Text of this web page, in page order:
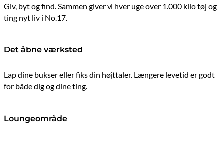
Giv, byt og find. Sammen giver vi hver uge over 1.000 kilo tøj og
ting nyt liv i No.17.
Det åbne værksted
Lap dine bukser eller fiks din højttaler. Længere levetid er godt
for både dig og dine ting.
Loungeområde